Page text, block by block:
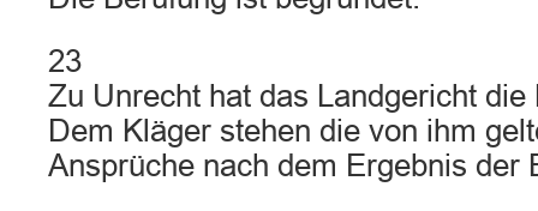
23
Zu Unrecht hat das Landgericht die
Dem Kläger stehen die von ihm
Ansprüche nach dem Ergebnis der